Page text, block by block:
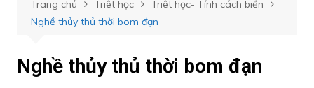
Trang chủ Triêt học
Triêt học- Tính cách biển
Nghề thủy thủ thời bom đạn
Nghề thủy thủ thời bom đạn